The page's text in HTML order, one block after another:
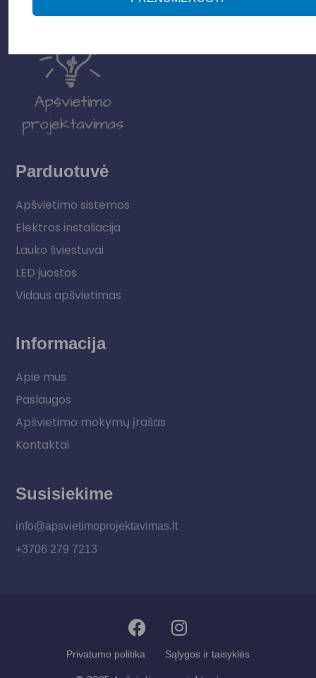
Parduotuvė
Apšvietimo sistemos
Elektros instaliacija
Lauko šviestuvai
LED juostos
Vidaus apšvietimas
Informacija
Apie mus
Paslaugos
Apšvietimo mokymų įrašas
Kontaktai
Susisiekime
info@apsvietimoprojektavimas.lt
+3706 279 7213
Privatumo politika Sąlygos ir taisyklės